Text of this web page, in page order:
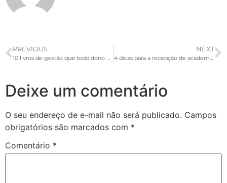
PREVIOUS
10 livros de gestão que todo dono de academia deve ler
NEXT
4 dicas para a recepção de academia virar uma máquina de vendas!
Deixe um comentário
O seu endereço de e-mail não será publicado. Campos
obrigatórios são marcados com *
Comentário *